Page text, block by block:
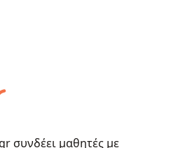
συνδέει μαθητές με